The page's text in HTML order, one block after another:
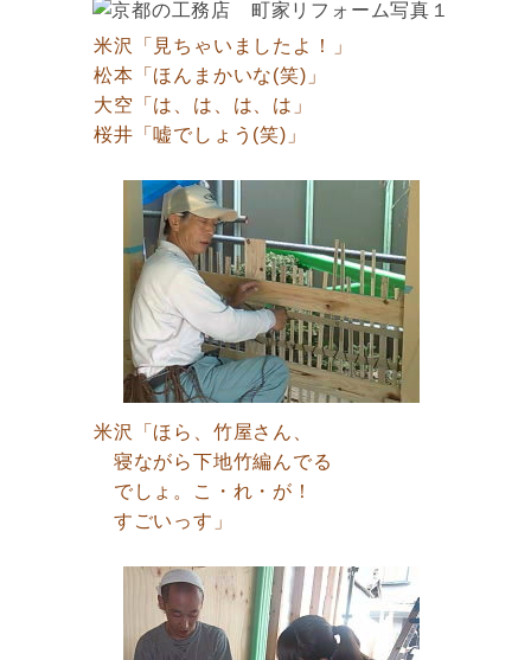
米沢「見ちゃいましたよ！」
松本「ほんまかいな(笑)」
大空「は、は、は、は」
桜井「嘘でしょう(笑)」
米沢「ほら、竹屋さん、
寝ながら下地竹編んでる
でしょ。こ・れ・が！
すごいっす」